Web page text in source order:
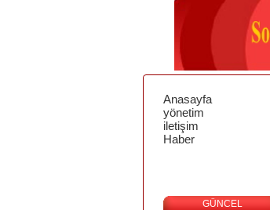
Anasayfa
yönetim
iletişim
Haber
GÜNCEL